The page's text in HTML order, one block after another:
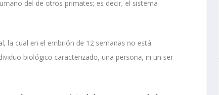
del de otros primates; es decir, el sistema
la cual en el embrión de 12 semanas no está
biológico caracterizado, una persona, ni un ser